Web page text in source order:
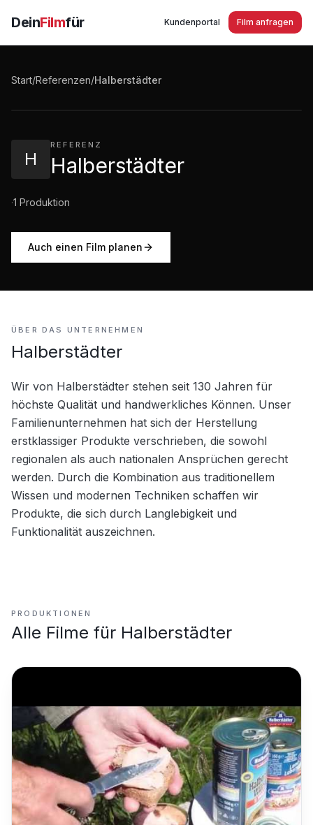
DeinFilmfür Kundenportal Film anfragen
Start/Referenzen/Halberstädter
H
REFERENZ
Halberstädter
·1 Produktion
Auch einen Film planen
2016
ÜBER DAS UNTERNEHMEN
Halberstädter
Wir von Halberstädter stehen seit 130 Jahren für
höchste Qualität und handwerkliches Können. Unser
Familienunternehmen hat sich der Herstellung
erstklassiger Produkte verschrieben, die sowohl
regionalen als auch nationalen Ansprüchen gerecht
werden. Durch die Kombination aus traditionellem
Wissen und modernen Techniken schaffen wir
Produkte, die sich durch Langlebigkeit und
Funktionalität auszeichnen.
PRODUKTIONEN
Alle Filme für Halberstädter